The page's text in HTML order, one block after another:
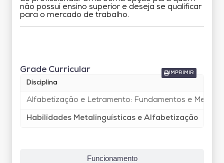
não possui ensino superior e deseja se qualificar
para o mercado de trabalho.
Funcionamento
IMPRIMIR
Grade Curricular
Disciplina
Alfabetização e Letramento: Fundamentos e
Habilidades Metalinguísticas e Alfabetização